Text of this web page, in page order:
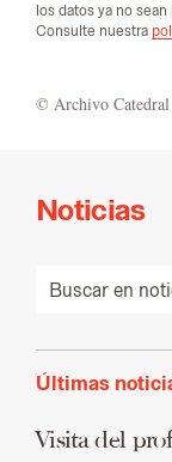
los da­tos ya no sean
Con­sul­te nues­tra
© Ar­chi­vo Ca­te­dral
Noticias
Últimas
Visita del